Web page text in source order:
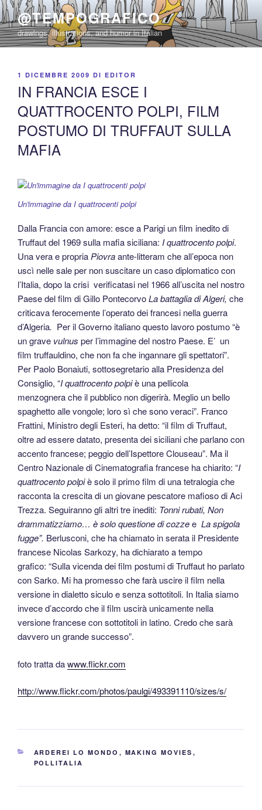
Salta
al
contenuto
@TEMPOGRAFICO
drawings, illustrations, and humor in Italian
PUBBLICATO
1 DICEMBRE 2009 DI EDITOR
IN FRANCIA ESCE I
QUATTROCENTO POLPI, FILM
POSTUMO DI TRUFFAUT SULLA
MAFIA
Un'immagine da I quattrocenti polpi
Dalla Francia con amore: esce a Parigi un film inedito di
Truffaut del 1969 sulla mafia siciliana: I quattrocento polpi.
Una vera e propriaPiovraante-litteram che all’epoca non
uscì nelle sale per non suscitare un caso diplomatico con
l’Italia, dopo la crisi verificatasi nel 1966 all’uscita nel nostro
Paese del film di Gillo PontecorvoLa battaglia di Algeri, che
criticava ferocemente l’operato dei francesi nella guerra
d’Algeria. Per il Governo italiano questo lavoro postumo “è
un grave vulnus per l’immagine del nostro Paese. E’ un
film truffauldino, che non fa che ingannare gli spettatori”.
Per Paolo Bonaiuti, sottosegretario alla Presidenza del
Consiglio, “I quattrocento polpiè una pellicola
menzognera che il pubblico non digerirà. Meglio un bello
spaghetto alle vongole; loro sì che sono veraci”. Franco
Frattini, Ministro degli Esteri, ha detto: “il film di Truffaut,
oltre ad essere datato, presenta dei siciliani che parlano con
accento francese; peggio dell’Ispettore Clouseau”. Ma il
Centro Nazionale di Cinematografia francese ha chiarito: “I
quattrocento polpiè solo il primo film di una tetralogia che
racconta la crescita di un giovane pescatore mafioso di Aci
Trezza. Seguiranno gli altri tre inediti: Tonni rubati, Non
drammatizziamo… è solo questione di cozzee La spigola
fugge”. Berlusconi, che ha chiamato in serata il Presidente
francese Nicolas Sarkozy, ha dichiarato a tempo
grafico: “Sulla vicenda dei film postumi di Truffaut ho parlato
con Sarko. Mi ha promesso che farà uscire il film nella
versione in dialetto siculo e senza sottotitoli. In Italia siamo
invece d’accordo che il film uscirà unicamente nella
versione francese con sottotitoli in latino. Credo che sarà
davvero un grande successo”.
foto tratta dawww.flickr.com
http://www.flickr.com/photos/paulgi/493391110/sizes/s/
CATEGORIE
ARDEREI LO MONDO , MAKING MOVIES ,
POLLITALIA